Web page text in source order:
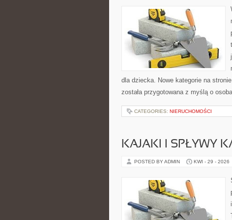
dla dziecka. Nowe kategorie na
została przygotowana z myślą o
CATEGORIES: NIERUCHOMOŚCI
KAJAKI I SPŁYWY
POSTED BY ADMIN KWI - 29 - 2026